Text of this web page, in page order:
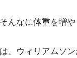
んなに体重を増
、ウィリアムソ